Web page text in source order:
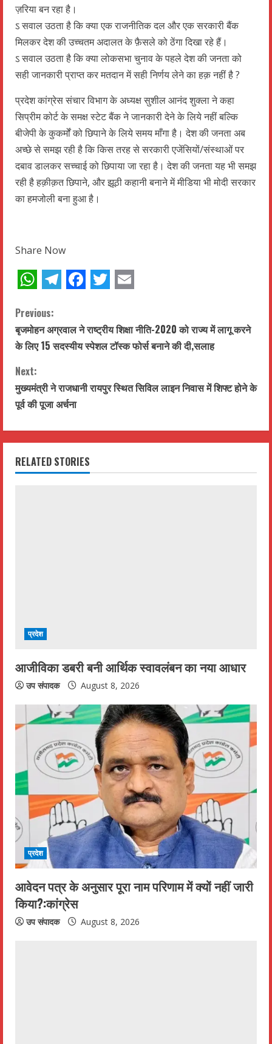
ज़रिया बन रहा है।
ऽ सवाल उठता है कि क्या एक राजनीतिक दल और एक सरकारी बैंक
मिलकर देश की उच्चतम अदालत के फ़ैसले को ठेंगा दिखा रहे हैं।
ऽ सवाल उठता है कि क्या लोकसभा चुनाव के पहले देश की जनता को
सही जानकारी प्राप्त कर मतदान में सही निर्णय लेने का हक़ नहीं है ?
प्रदेश कांग्रेस संचार विभाग के अध्यक्ष सुशील आनंद शुक्ला ने कहा
सिप्रीम कोर्ट के समक्ष स्टेट बैंक ने जानकारी देने के लिये नहीं बल्कि
बीजेपी के कुकर्मों को छिपाने के लिये समय माँगा है। देश की जनता अब
अच्छे से समझ रही है कि किस तरह से सरकारी एजेंसियों/संस्थाओं पर
दबाव डालकर सच्चाई को छिपाया जा रहा है। देश की जनता यह भी समझ
रही है हक़ीक़त छिपाने, और झूठी कहानी बनाने में मीडिया भी मोदी सरकार
का हमजोली बना हुआ है।
Share Now
C
o
n
t
i
n
u
g
Previous:
बृजमोहन अग्रवाल ने राष्ट्रीय शिक्षा नीति-2020 को राज्य में लागू करने
के लिए 15 सदस्यीय स्पेशल टॉस्क फोर्स बनाने की दी,सलाह
Next:
मुख्यमंत्री ने राजधानी रायपुर स्थित सिविल लाइन निवास में शिफ्ट होने के
पूर्व की पूजा अर्चना
RELATED STORIES
प्रदेश
आजीविका डबरी बनी आर्थिक स्वावलंबन का नया आधार
उप संपादक August 8, 2026
प्रदेश
आवेदन पत्र के अनुसार पूरा नाम परिणाम में क्यों नहीं जारी
किया?:कांग्रेस
उप संपादक August 8, 2026